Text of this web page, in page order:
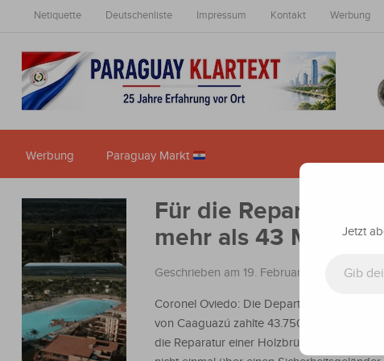
Netiquette Deutschenliste Impressum Kontakt Werbung
Werbung Paraguay Markt
Für die Reparatur
mehr als 43
Geschrieben am 19. Februar 2024 in
Coronel Oviedo: Die Departementsregierung
von Caaguazú zahlte 43.750.000 Guaranies
die Reparatur einer Holzbrücke. Sie verfügt
Jetzt